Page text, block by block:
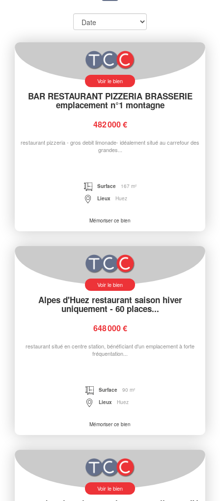
Voir le bien
BAR RESTAURANT PIZZERIA BRASSERIE
emplacement n°1 montagne
482 000 €
restaurant pizzeria - gros debit limonade- idéalement situé au carrefour des
grandes...
Surface
167 m²
Lieux
Huez
Mémoriser ce bien
Voir le bien
Alpes d'Huez restaurant saison hiver
uniquement - 60 places...
648 000 €
restaurant situé en centre station, bénéficiant d'un emplacement à forte
fréquentation...
Surface
90 m²
Lieux
Huez
Mémoriser ce bien
Voir le bien